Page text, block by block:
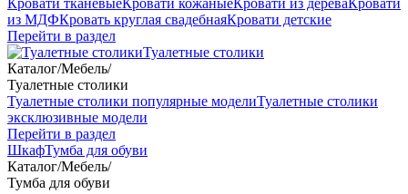
Кровати тканевыеКровати кожаныеКровати из дереваКровати
из МДФКровать круглая свадебнаяКровати детские
Перейти в раздел
Туалетные столики
Каталог/Мебель/
Туалетные столики
Туалетные столики популярные моделиТуалетные столики
эксклюзивные модели
Перейти в раздел
ШкафТумба для обуви
Каталог/Мебель/
Тумба для обуви